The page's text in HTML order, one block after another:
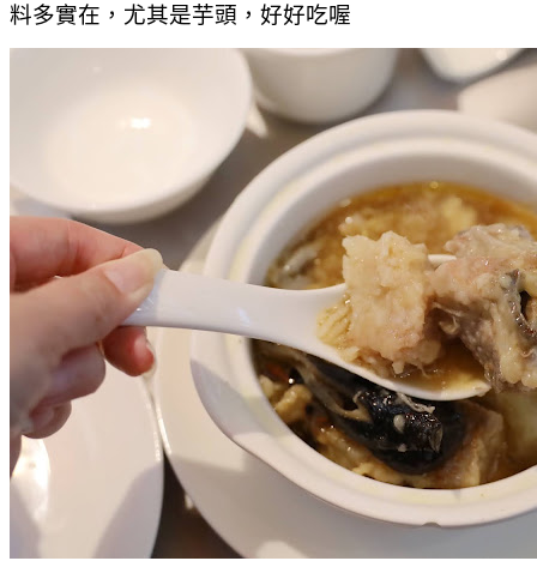
料多實在，尤其是芋頭，好好吃喔